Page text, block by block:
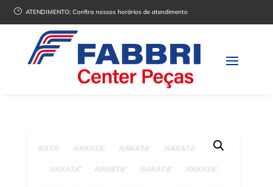
} ATENDIMENTO:Confira nossos horários de atendimento